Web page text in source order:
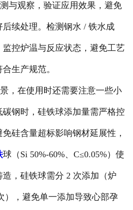
观察，验证应用效果，避免
后续处理。检测钢水 / 铁水成
控炉温与反应状态，避免工艺
生产规范。
在使用时还需要注意一些小
钢时，硅铁球添加量需严格控
硅含量超标影响钢材延展性，
球（Si 50%-60%、C≤0.05%）使
，硅铁球需分 2 次添加（炉
），避免单一添加导致心部孕